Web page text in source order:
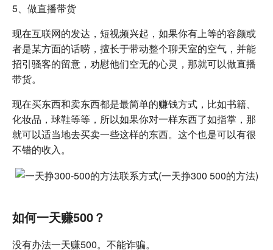
5、做直播带货
现在互联网的发达，短视频兴起，如果你有上等的容颜或
者是某方面的话唠，擅长于带动整个聊天室的空气，并能
招引骚客的留意，劝慰他们空无的心灵，那就可以做直播
带货。
现在买东西和卖东西都是最简单的赚钱方式，比如书籍、
化妆品，球鞋等等，所以如果你对一样东西了如指掌，那
就可以适当地去买卖一些这样的东西。这个也是可以有很
不错的收入。
如何一天赚500？
没有办法一天赚500。不能诈骗。